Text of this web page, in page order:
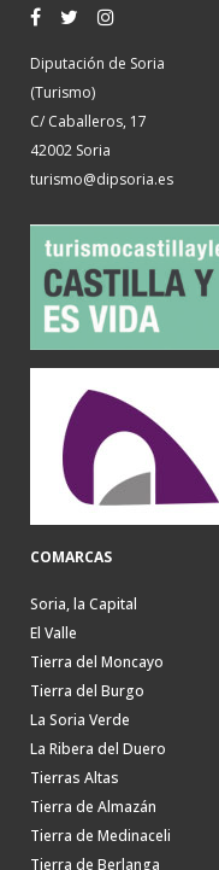
Diputación de Soria
(Turismo)
C/ Caballeros, 17
42002 Soria
turismo@dipsoria.es
COMARCAS
Soria, la Capital
El Valle
Tierra del Moncayo
Tierra del Burgo
La Soria Verde
La Ribera del Duero
Tierras Altas
Tierra de Almazán
Tierra de Medinaceli
Tierra de Berlanga